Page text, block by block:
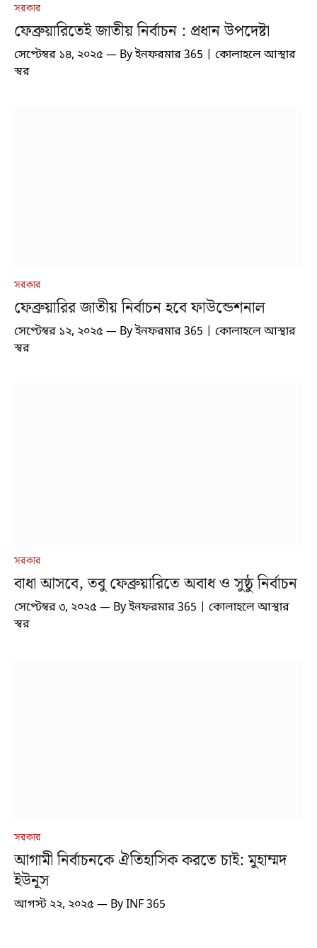
সরকার
ফেব্রুয়ারিতেই জাতীয় নির্বাচন : প্রধান উপদেষ্টা
সেপ্টেম্বর ১৪, ২০২৫ Byইনফরমার 365 | কোলাহলে আস্থার
স্বর
সরকার
ফেব্রুয়ারির জাতীয় নির্বাচন হবে ফাউন্ডেশনাল
সেপ্টেম্বর ১২, ২০২৫ Byইনফরমার 365 | কোলাহলে আস্থার
স্বর
সরকার
বাধা আসবে, তবু ফেব্রুয়ারিতে অবাধ ও সুষ্ঠু নির্বাচন
সেপ্টেম্বর ৩, ২০২৫ Byইনফরমার 365 | কোলাহলে আস্থার
স্বর
সরকার
আগামী নির্বাচনকে ঐতিহাসিক করতে চাই: মুহাম্মদ
ইউনূস
আগস্ট ২২, ২০২৫ ByINF 365